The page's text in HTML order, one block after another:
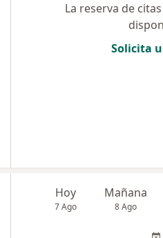
La reserva de
Solicita
Hoy
7 Ago
Mañana
8 Ago